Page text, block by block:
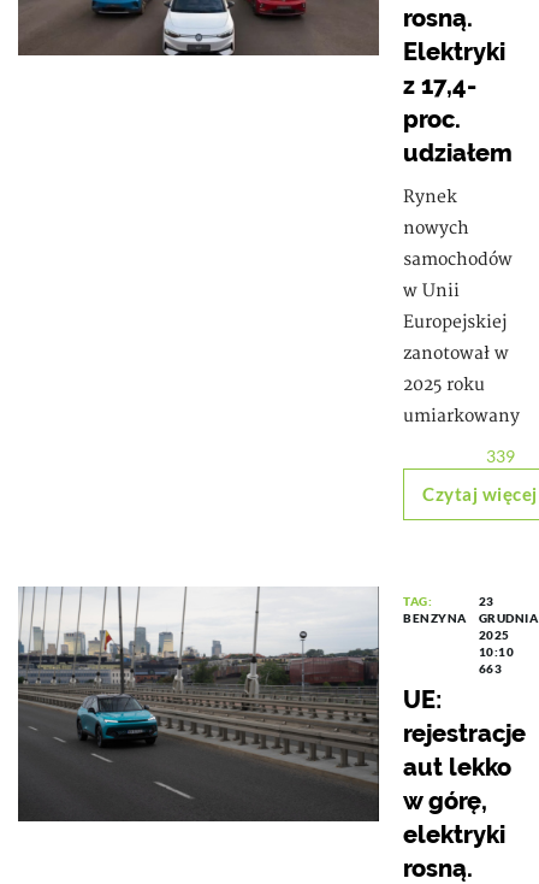
rosną.
Elektryki
z 17,4-
proc.
udziałem
Rynek
nowych
samochodów
w Unii
Europejskiej
zanotował w
2025 roku
umiarkowany
339
Czytaj więcej
TAG:
BENZYNA
23
GRUDNIA
2025
10:10
663
UE:
rejestracje
aut lekko
w górę,
elektryki
rosną.